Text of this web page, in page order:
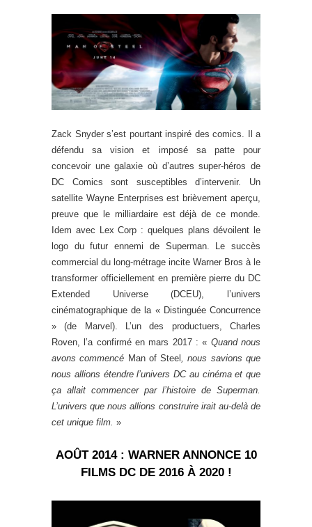
Zack Snyder s’est pourtant inspiré des comics. Il a
défendu sa vision et imposé sa patte pour
concevoir une galaxie où d’autres super-héros de
DC Comics sont susceptibles d’intervenir. Un
satellite Wayne Enterprises est brièvement aperçu,
preuve que le milliardaire est déjà de ce monde.
Idem avec Lex Corp : quelques plans dévoilent le
logo du futur ennemi de Superman. Le succès
commercial du long-métrage incite Warner Bros à le
transformer officiellement en première pierre du DC
Extended Universe (DCEU), l’univers
cinématographique de la « Distinguée Concurrence
» (de Marvel). L’un des productuers, Charles
Roven, l’a confirmé en mars 2017 : « Quand nous
avons commencé Man of Steel , nous savions que
nous allions étendre l’univers DC au cinéma et que
ça allait commencer par l’histoire de Superman.
L’univers que nous allions construire irait au-delà de
cet unique film. »
AOÛT 2014 : WARNER ANNONCE 10
FILMS DC DE 2016 À 2020 !